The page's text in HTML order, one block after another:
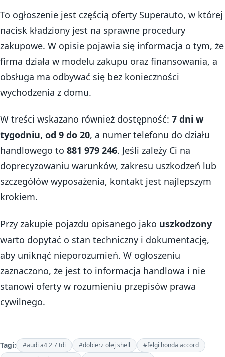
To ogłoszenie jest częścią oferty Superauto, w której
nacisk kładziony jest na sprawne procedury
zakupowe. W opisie pojawia się informacja o tym, że
firma działa w modelu zakupu oraz finansowania, a
obsługa ma odbywać się bez konieczności
wychodzenia z domu.
W treści wskazano również dostępność: 7 dni w
tygodniu, od 9 do 20, a numer telefonu do działu
handlowego to 881 979 246. Jeśli zależy Ci na
doprecyzowaniu warunków, zakresu uszkodzeń lub
szczegółów wyposażenia, kontakt jest najlepszym
krokiem.
Przy zakupie pojazdu opisanego jako uszkodzony
warto dopytać o stan techniczny i dokumentację,
aby uniknąć nieporozumień. W ogłoszeniu
zaznaczono, że jest to informacja handlowa i nie
stanowi oferty w rozumieniu przepisów prawa
cywilnego.
Tagi: #audi a4 2 7 tdi #dobierz olej shell
#felgi honda accord